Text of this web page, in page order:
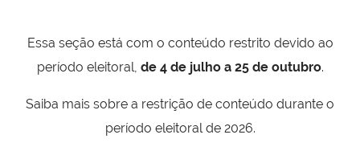
Essa seção está com o conteúdo restrito devido ao
período eleitoral, de 4 de julho a 25 de outubro.
Saiba mais sobre a restrição de conteúdo durante o
período eleitoral de 2026.